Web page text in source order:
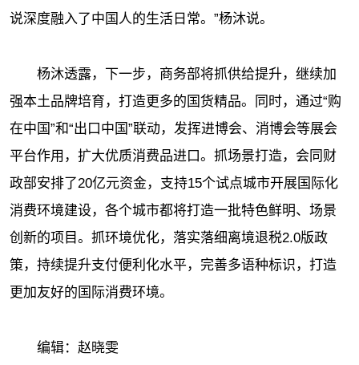
说深度融入了中国人的生活日常。”杨沐说。
杨沐透露，下一步，商务部将抓供给提升，继续加
强本土品牌培育，打造更多的国货精品。同时，通过“购
在中国”和“出口中国”联动，发挥进博会、消博会等展会
平台作用，扩大优质消费品进口。抓场景打造，会同财
政部安排了20亿元资金，支持15个试点城市开展国际化
消费环境建设，各个城市都将打造一批特色鲜明、场景
创新的项目。抓环境优化，落实落细离境退税2.0版政
策，持续提升支付便利化水平，完善多语种标识，打造
更加友好的国际消费环境。
编辑：赵晓雯